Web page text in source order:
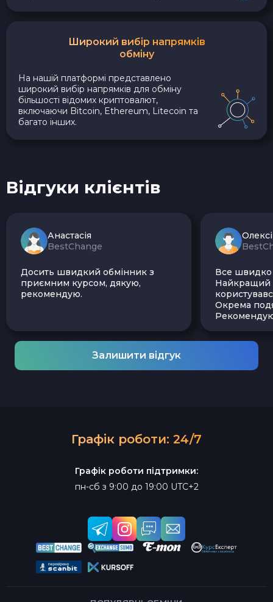
Широкий вибір напрямків
обміну
На нашій платформі представлено
широкий вибір напрямків для обміну
більшості відомих криптовалют,
включаючи Bitcoin, Ethereum, Litecoin та
багато інших.
Відгуки клієнтів
Анастасія
BestChange
Досить швидкий обмінник з
приємним курсом, дякую,
рекомендую.
Все швидко
Найкращий
Окрема
Залишити відгук
Графік роботи: 24/7
Графік роботи підтримки:
пн-сб з 9:00 до 19:00 UTC+2